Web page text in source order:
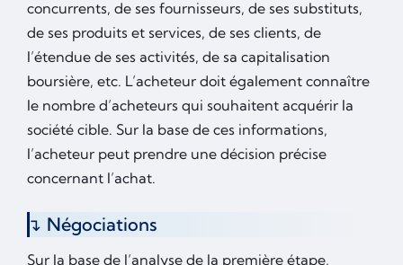
concurrents, de ses fournisseurs, de ses substituts,
de ses produits et services, de ses clients, de
l’étendue de ses activités, de sa capitalisation
boursière, etc. L’acheteur doit également connaître
le nombre d’acheteurs qui souhaitent acquérir la
société cible. Sur la base de ces informations,
l’acheteur peut prendre une décision précise
concernant l’achat.
Négociations
Sur la base de l’analyse de la première étape,